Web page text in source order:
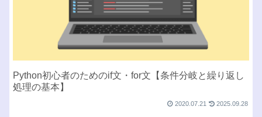
Python初心者のためのif文・for文【条件分岐と繰り返し
処理の基本】
2020.07.21 2025.09.28